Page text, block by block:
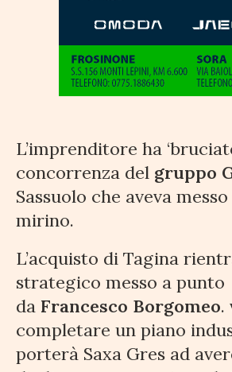
L’imprenditore ha
concorrenza del gruppo
Sassuolo che aveva messo
mirino.
L’acquisto di Tagina
strategico messo a punto
da Francesco Borgomeo.
completare un piano
porterà Saxa Gres ad